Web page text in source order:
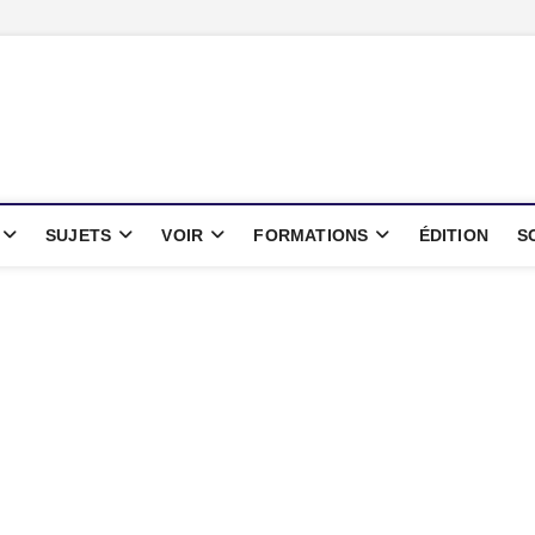
SUJETS VOIR FORMATIONS ÉDITION